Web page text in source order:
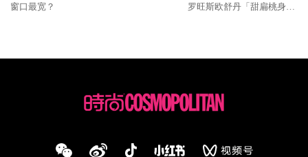
窗口最宽？
罗旺斯欧舒丹「甜扁桃身